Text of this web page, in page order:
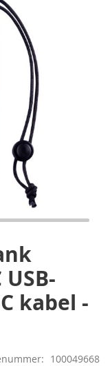
kabel -
100049668